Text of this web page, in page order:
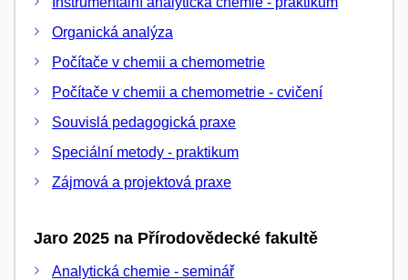
Organická analýza
Počítače v chemii a chemometrie
Počítače v chemii a chemometrie - cvičení
Souvislá pedagogická praxe
Speciální metody - praktikum
Zájmová a projektová praxe
Jaro 2025 na Přírodovědecké fakultě
Analytická chemie - seminář